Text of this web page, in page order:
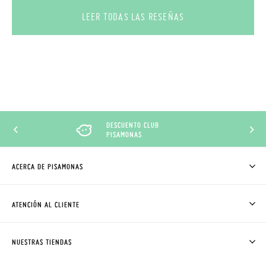
LEER TODAS LAS RESEÑAS
DESCUENTO CLUB
PISAMONAS
ACERCA DE PISAMONAS
CÓMO COMPRAR
ATENCIÓN AL CLIENTE
NUESTRAS TIENDAS